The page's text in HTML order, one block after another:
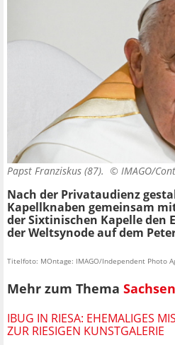
Papst Franziskus (87). © IMAGO/
Nach der Privataudienz
Kapellknaben gemeinsam
der Sixtinischen Kapelle den
der Weltsynode auf dem
Titelfoto: MOntage: IMAGO/Independent Photo
Mehr zum Thema Sachsen
IBUG IN RIESA: EHEMALIGES
ZUR RIESIGEN KUNSTGALERIE